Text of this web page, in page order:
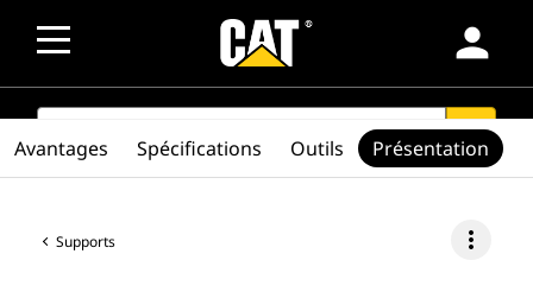
person
SEARCH search
Supports more_vert
Avantages Spécifications Outils Présentation